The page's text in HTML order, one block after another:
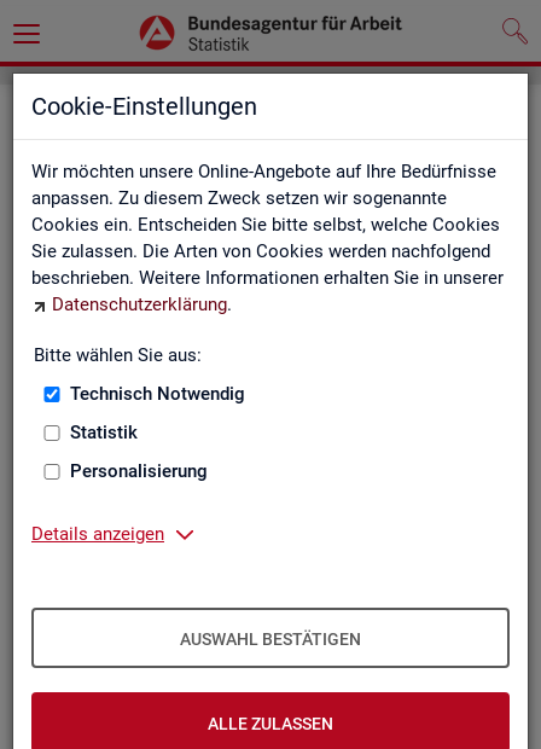
Cookie-Einstellungen
Wir möchten unsere Online-Angebote auf Ihre Bedürfnisse
anpassen. Zu diesem Zweck setzen wir sogenannte
Cookies ein. Entscheiden Sie bitte selbst, welche Cookies
Sie zulassen. Die Arten von Cookies werden nachfolgend
beschrieben. Weitere Informationen erhalten Sie in unserer
Datenschutzerklärung.
Bitte wählen Sie aus:
Technisch Notwendig
Statistik
Personalisierung
Details anzeigen
AUSWAHL BESTÄTIGEN
ALLE ZULASSEN
Seite emp­feh­len
Fel­der mit einem * sind Pflicht­fel­der und müs­sen aus­ge­füllt
wer­den
Ihre An­ga­ben
Empfänger*